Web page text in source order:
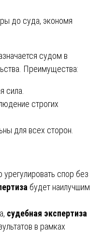
до суда, экономя
судом в
Преимущества:
сила.
строгих
для всех сторон.
спор без
будет наилучшим
судебная экспертиза
в рамках